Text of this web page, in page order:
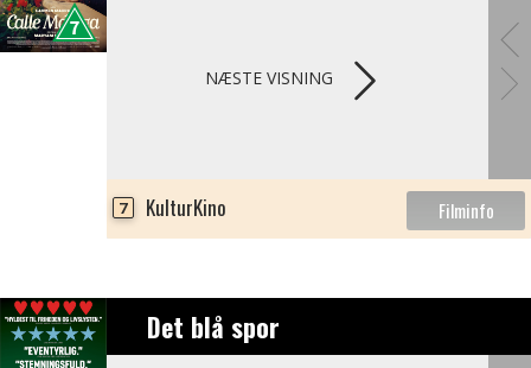
NÆSTE VISNING
7 KulturKino
Det blå spor